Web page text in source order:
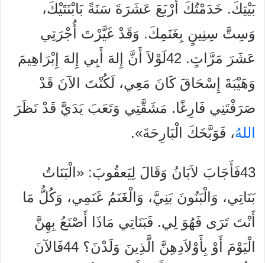
بَيْتِكَ. خَدَمْتُكَ أَرْبَعَ عَشَرَةَ سَنَةً بَابْنَتَيْكَ،
وَسِتَّ سِنِينٍ بِغَنَمِكَ. وَقَدْ غَيَّرْتَ أُجْرَتِي
عَشَرَ مَرَّاتٍ. 42لَوْلاَ أَنَّ إِلهَ أَبِي إِلهَ إِبْرَاهِيمَ
وَهَيْبَةَ إِسْحَاقَ كَانَ مَعِي، لَكُنْتَ الآنَ قَدْ
صَرَفْتَنِي فَارِغًا. مَشَقَّتِي وَتَعَبَ يَدَيَّ قَدْ نَظَرَ
اللهُ، فَوَبَّخَكَ الْبَارِحَةَ».
43فَأَجَابَ لاَبَانُ وَقَالَ لِيَعقُوبَ: «الْبَنَاتُ
بَنَاتِي، وَالْبَنُونَ بَنِيَّ، وَالْغَنَمُ غَنَمِي، وَكُلُّ مَا
أَنْتَ تَرَى فَهُوَ لِي. فَبَنَاتِي مَاذَا أَصْنَعُ بِهِنَّ
الْيَوْمَ أَوْ بِأَوْلاَدِهِنَّ الَّذِينَ وَلَدْنَ؟ 44فَالآنَ